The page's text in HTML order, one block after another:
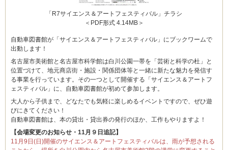
「R7サイエンス＆アートフェスティバル」チラシ
＜PDF形式 4.14MB＞
自動車図書館が「サイエンス＆アートフェスティバル」にブックワームで
出動します！
名古屋市美術館と名古屋市科学館は白川公園一帯を「芸術と科学の杜」と
位置づけて、地元商店街・施設・関係団体等と一緒に新たな魅力を発信す
る事業を行っています。その一つとして開催する「サイエンス＆アートフ
ェスティバル」に、自動車図書館が初めて参加します。
大人から子供まで、どなたでも気軽に楽しめるイベントですので、ぜひ遊
びにきてください！
自動車図書館は、本の貸出・貸出券の発行のほか、工作もやりますよ！
【会場変更のお知らせ・11月９日追記】
11月9日(日)開催のサイエンス＆アートフェスティバルは、雨が予想される